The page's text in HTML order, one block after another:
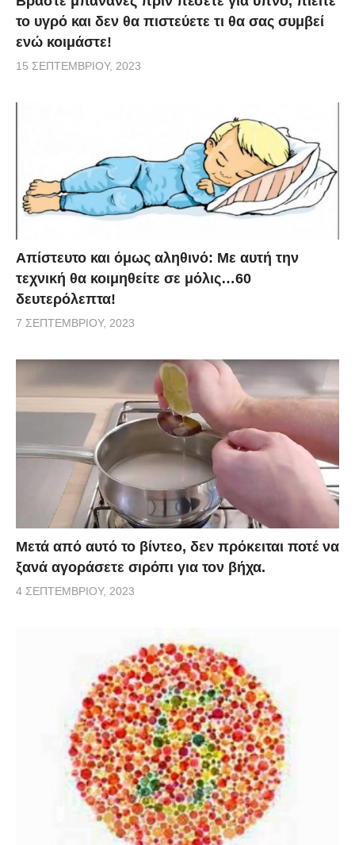
το υγρό και δεν θα πιστεύετε τι θα σας συμβεί
ενώ κοιμάστε!
15 ΣΕΠΤΕΜΒΡΊΟΥ, 2023
Απίστευτο και όμως αληθινό: Με αυτή την
τεχνική θα κοιμηθείτε σε μόλις…60
δευτερόλεπτα!
7 ΣΕΠΤΕΜΒΡΊΟΥ, 2023
Μετά από αυτό το βίντεο, δεν πρόκειται ποτέ να
ξανά αγοράσετε σιρόπι για τον βήχα.
4 ΣΕΠΤΕΜΒΡΊΟΥ, 2023